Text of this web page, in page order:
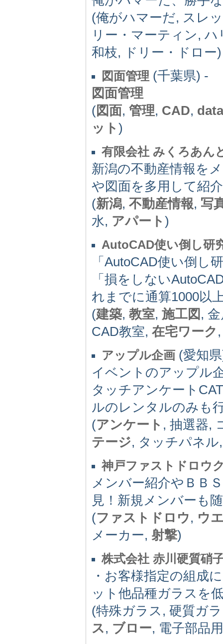
(俺がハマーだ, スレ
リー・マーティン,
和枝, ドリー・ドロー)
図面管理 (千葉県) -
図面管理
(図面, 管理, CAD, data
ット )
有限会社 みくろあん
新潟の不動産情報を
や図面を多用して紹
(新潟, 不動産情報, 写
水, アパート )
AutoCAD使い倒し研
「AutoCAD使い倒し
「損をしない
れまでに通算1000以
(建築, 教室, 施工図 ,
CAD教室, 在宅ワーク
アップル企画 (愛知
イベントのアップル
タッチアンケート
ルのレンタルのみも
(アンケート , 抽選器,
テージ, タッチパネ
神戸ファストドロウ
メンバー紹介やＢＢ
見！新規メンバーも
(ファストドロウ, ウ
メーカー, 射撃)
株式会社 赤川硬質硝
・お客様指定の組成
ット他品種ガラスを
(特殊ガラス, 硬質ガ
ス, ブロー, 電子部品